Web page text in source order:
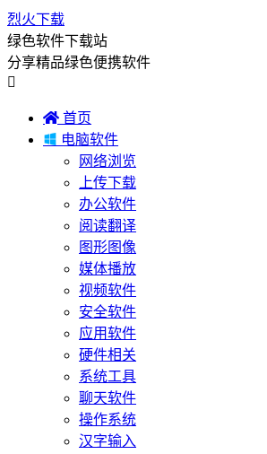
烈火下载
绿色软件下载站
分享精品绿色便携软件

 首页
 电脑软件
网络浏览
上传下载
办公软件
阅读翻译
图形图像
媒体播放
视频软件
安全软件
应用软件
硬件相关
系统工具
聊天软件
操作系统
汉字输入